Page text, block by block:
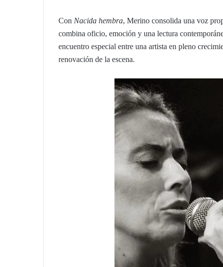
Con Nacida hembra, Merino consolida una voz
combina oficio, emoción y una lectura
encuentro especial entre una artista en pleno
renovación de la escena.